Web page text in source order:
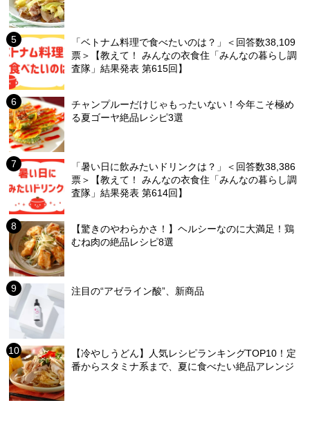
「ベトナム料理で食べたいのは？」＜回答数38,109
票＞【教えて！ みんなの衣食住「みんなの暮らし調
査隊」結果発表 第615回】
チャンプルーだけじゃもったいない！今年こそ極め
る夏ゴーヤ絶品レシピ3選
「暑い日に飲みたいドリンクは？」＜回答数38,386
票＞【教えて！ みんなの衣食住「みんなの暮らし調
査隊」結果発表 第614回】
【驚きのやわらかさ！】ヘルシーなのに大満足！鶏
むね肉の絶品レシピ8選
注目の“アゼライン酸”、新商品
【冷やしうどん】人気レシピランキングTOP10！定
番からスタミナ系まで、夏に食べたい絶品アレンジ